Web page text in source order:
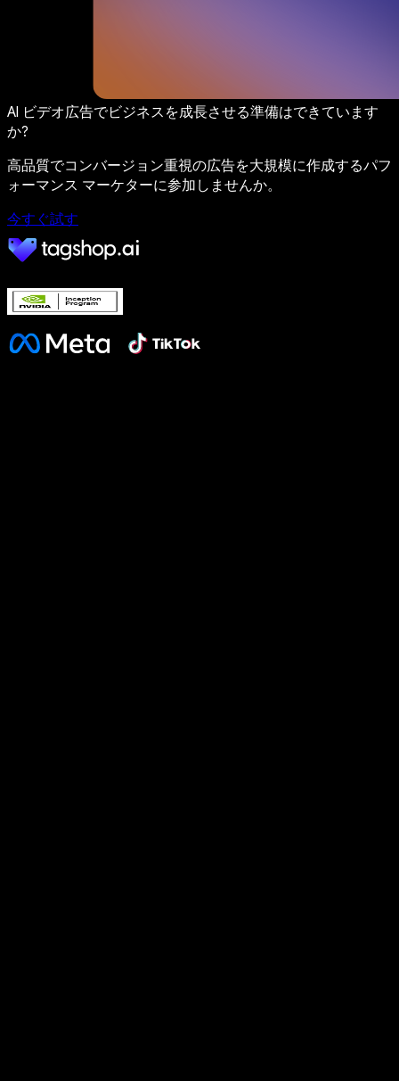
AI ビデオ広告でビジネスを成長させる準備はできています
か?
高品質でコンバージョン重視の広告を大規模に作成するパフ
ォーマンス マーケターに参加しませんか。
今すぐ試す